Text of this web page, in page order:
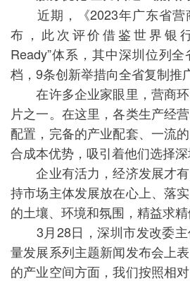
近期，《2023年广东省营
布，此次评价借鉴世界银
Ready”体系，其中深圳位列
档，9条创新举措向全省复制推广
在许多企业家眼里，营商环
片之一。在这里，各类生产经
配置，完备的产业配套、一流
合成本优势，吸引着他们选择深
企业有活力，经济发展才有
持市场主体发展放在心上、落
的土壤、环境和氛围，精益求精
3月28日，深圳市发改委主
量发展系列主题新闻发布会上
的产业空间方面，我们按照相